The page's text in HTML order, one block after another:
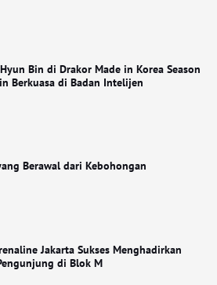
Bin di Drakor Made in Korea Season
Berkuasa di Badan Intelijen
Berawal dari Kebohongan
Jakarta Sukses Menghadirkan
di Blok M